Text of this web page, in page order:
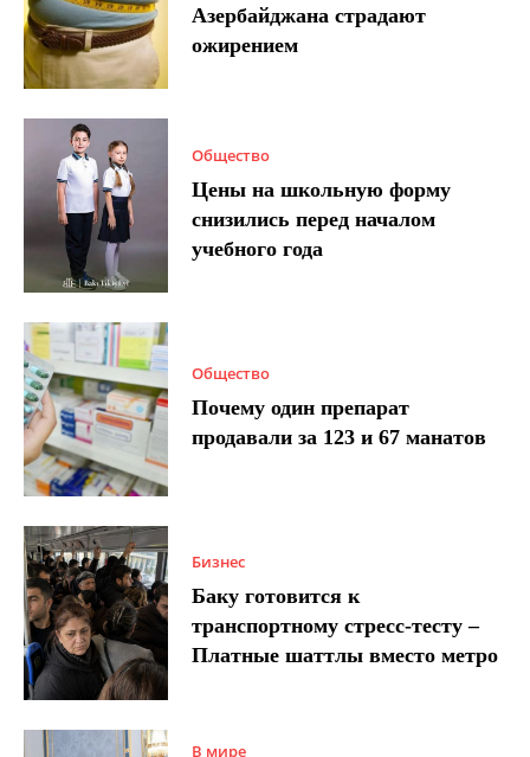
Азербайджана страдают
ожирением
Общество
Цены на школьную форму
снизились перед началом
учебного года
Общество
Почему один препарат
продавали за 123 и 67 манатов
Бизнес
Баку готовится к
транспортному стресс-тесту –
Платные шаттлы вместо метро
В мире